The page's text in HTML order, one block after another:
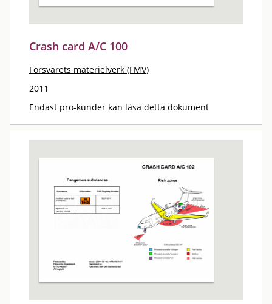
Crash card A/C 100
Försvarets materielverk (FMV)
2011
Endast pro-kunder kan läsa detta dokument